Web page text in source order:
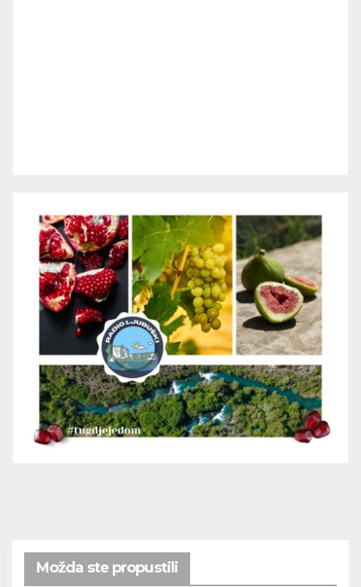
Možda ste propustili